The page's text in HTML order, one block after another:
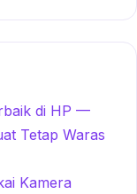
di HP —
Tetap Waras
Kamera